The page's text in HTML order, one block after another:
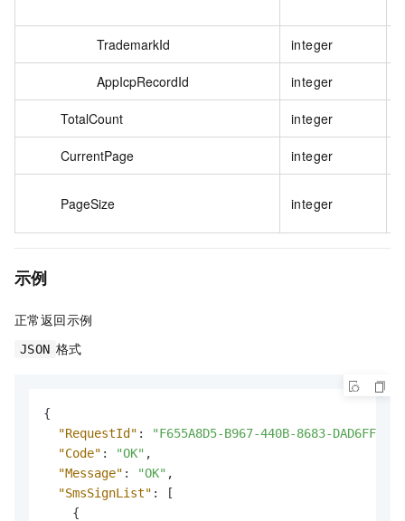
TrademarkId integer
AppIcpRecordId integer
TotalCount integer
CurrentPage integer
PageSize integer
示例
正常返回示例
JSON 格式
{
"RequestId" :
"F655A8D5-B967-440B-8683-
"Code" : "OK" ,
"Message" : "OK" ,
"SmsSignList" :
[
{